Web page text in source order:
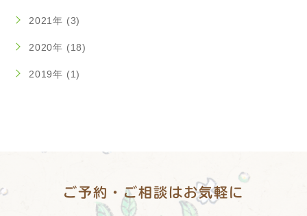
2021年 (3)
2020年 (18)
2019年 (1)
ご予約・ご相談は お気軽に